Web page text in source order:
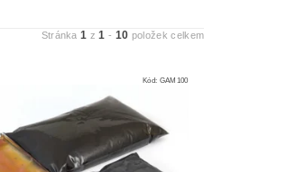
Stránka1 z1 - 10 položek celkem
Kód: GAM100